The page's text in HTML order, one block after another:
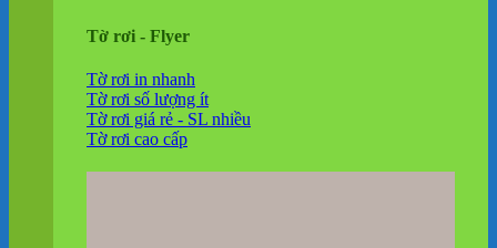
Tờ rơi - Flyer
Tờ rơi in nhanh
Tờ rơi số lượng ít
Tờ rơi giá rẻ - SL nhiều
Tờ rơi cao cấp